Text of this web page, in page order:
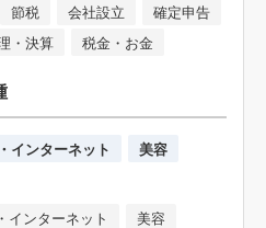
節税 会社設立
確定申告
・決算 税金・お金
インターネット
美容
インターネット
美容